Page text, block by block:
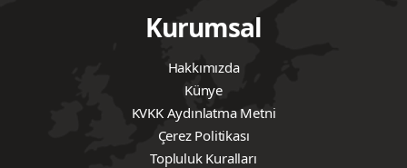
Kurumsal
Hakkımızda
Künye
KVKK Aydınlatma Metni
Çerez Politikası
Topluluk Kuralları